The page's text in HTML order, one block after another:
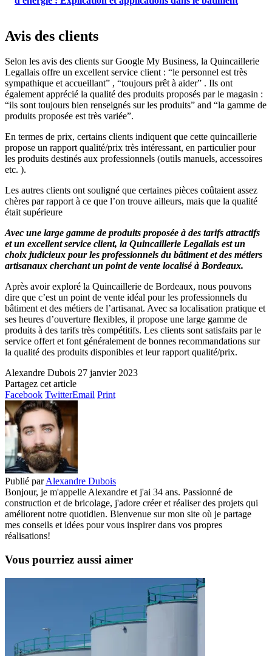
Avis des clients
Selon les avis des clients sur Google My Business, la Quincaillerie
Legallais offre un excellent service client : “le personnel est très
sympathique et accueillant” , “toujours prêt à aider” . Ils ont
également apprécié la qualité des produits proposés par le magasin :
“ils sont toujours bien renseignés sur les produits” and “la gamme de
produits proposée est très variée”.
En termes de prix, certains clients indiquent que cette quincaillerie
propose un rapport qualité/prix très intéressant, en particulier pour
les produits destinés aux professionnels (outils manuels, accessoires
etc. ).
Les autres clients ont souligné que certaines pièces coûtaient assez
chères par rapport à ce que l’on trouve ailleurs, mais que la qualité
était supérieure
Avec une large gamme de produits proposée à des tarifs attractifs
et un excellent service client, la Quincaillerie Legallais est un
choix judicieux pour les professionnels du bâtiment et des métiers
artisanaux cherchant un point de vente localisé à Bordeaux.
Après avoir exploré la Quincaillerie de Bordeaux, nous pouvons
dire que c’est un point de vente idéal pour les professionnels du
bâtiment et des métiers de l’artisanat. Avec sa localisation pratique et
ses heures d’ouverture flexibles, il propose une large gamme de
produits à des tarifs très compétitifs. Les clients sont satisfaits par le
service offert et font généralement de bonnes recommandations sur
la qualité des produits disponibles et leur rapport qualité/prix.
Alexandre Dubois 27 janvier 2023
Partagez cet article
Facebook TwitterEmail Print
Publié parAlexandre Dubois
Bonjour, je m'appelle Alexandre et j'ai 34 ans. Passionné de
construction et de bricolage, j'adore créer et réaliser des projets qui
améliorent notre quotidien. Bienvenue sur mon site où je partage
mes conseils et idées pour vous inspirer dans vos propres
réalisations!
Vous pourriez aussi aimer